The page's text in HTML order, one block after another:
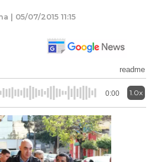
| 05/07/2015 11:15
readme
0:00 1.0x